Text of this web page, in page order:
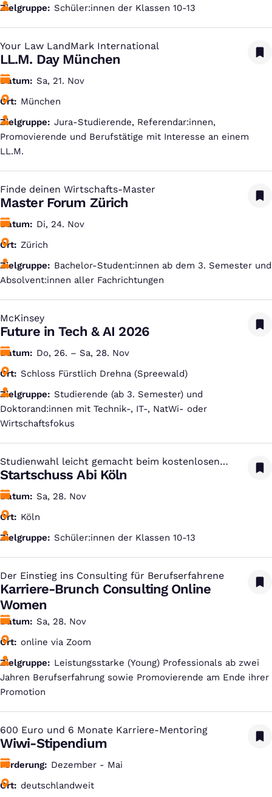
Zielgruppe
Schüler:innen der Klassen 10-13
Your Law LandMark International
:
LL.M. Day München
Datum
Sa, 21. Nov
Ort
München
Zielgruppe
Jura-Studierende, Referendar:innen,
Promovierende und Berufstätige mit Interesse an einem
LL.M.
Finde deinen Wirtschafts-Master
:
Master Forum Zürich
Datum
Di, 24. Nov
Ort
Zürich
Zielgruppe
Bachelor-Student:innen ab dem 3. Semester und
Absolvent:innen aller Fachrichtungen
McKinsey
:
Future in Tech & AI 2026
Datum
Do, 26. – Sa, 28. Nov
Ort
Schloss Fürstlich Drehna (Spreewald)
Zielgruppe
Studierende (ab 3. Semester) und
Doktorand:innen mit Technik-, IT-, NatWi- oder
Wirtschaftsfokus
Studienwahl leicht gemacht beim kostenlosen
Studien-Infotag
:
Startschuss Abi Köln
Datum
Sa, 28. Nov
Ort
Köln
Zielgruppe
Schüler:innen der Klassen 10-13
Der Einstieg ins Consulting für Berufserfahrene
:
Karriere-Brunch Consulting Online
Women
Datum
Sa, 28. Nov
Ort
online via Zoom
Zielgruppe
Leistungsstarke (Young) Professionals ab zwei
Jahren Berufserfahrung sowie Promovierende am Ende ihrer
Promotion
600 Euro und 6 Monate Karriere-Mentoring
:
Wiwi-Stipendium
Förderung
Dezember - Mai
Ort
deutschlandweit